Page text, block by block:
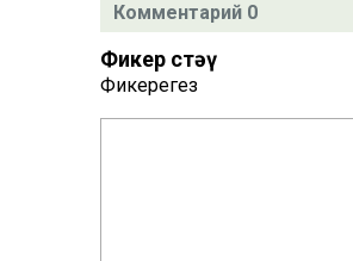
Комментарий 0
Фикер өстәү
Фикерегез